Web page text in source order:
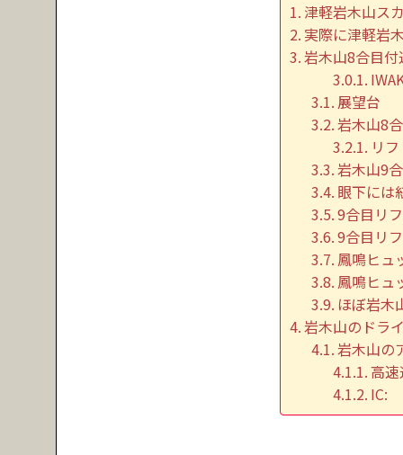
津軽岩木山ス
実際に津軽岩
岩木山8合目付
展望台
岩木山8
リ
岩木山9
眼下には
9合目リ
9合目リ
鳳鳴ヒュ
鳳鳴ヒュ
ほぼ岩木
岩木山のドラ
岩木山の
高
IC: